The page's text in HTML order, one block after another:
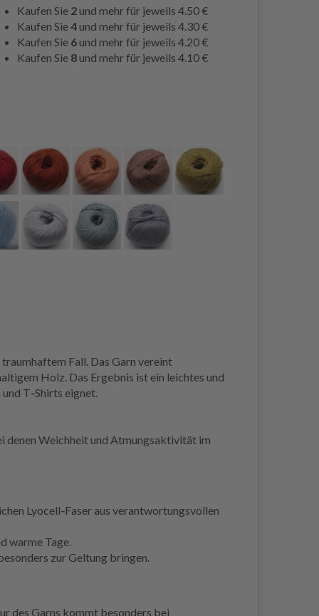
Kaufen Sie 2und mehr für jeweils4.50 €
Kaufen Sie4und mehr für jeweils4.30 €
Kaufen Sie 6und mehr für jeweils4.20 €
Kaufen Sie 8und mehr für jeweils4.10 €
Fall. Das Garn vereint
Holz. Das Ergebnis ist ein leichtes und
T‑Shirts eignet.
denen Weichheit und Atmungsaktivität im
Lyocell‑Faser aus verantwortungsvollen
warme Tage.
zur Geltung bringen.
des Garns kommt besonders bei